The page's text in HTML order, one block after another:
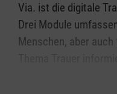
Via. ist die digitale
Drei Module
Menschen, aber
Erinnerungen